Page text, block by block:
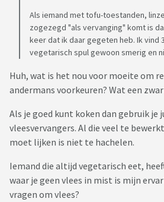
Als iemand met tofu-toestanden,
zogezegd "als vervanging" komt is
keer dat ik daar gegeten heb. Ik vind
vegetarisch spul gewoon smerig en
Huh, wat is het nou voor moeite om
andermans voorkeuren? Wat een
Als je goed kunt koken dan gebruik je
vleesvervangers. Al die veel te
moet lijken is niet te hachelen.
Iemand die altijd vegetarisch eet,
waar je geen vlees in mist is mijn
vragen om vlees?